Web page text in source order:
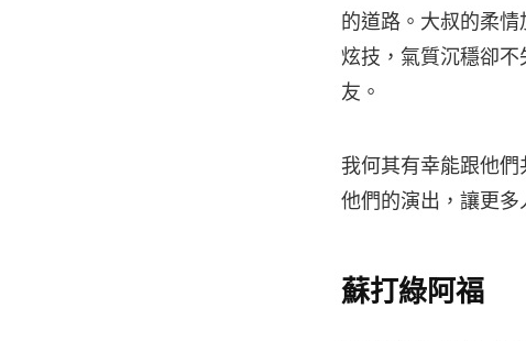
的道路。大叔的柔
炫技，氣質沉穩卻
友。
我何其有幸能跟他
他們的演出，讓更多
蘇打綠阿福